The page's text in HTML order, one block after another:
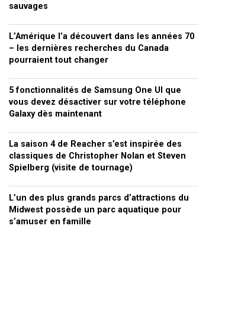
sauvages
L’Amérique l’a découvert dans les années 70
– les dernières recherches du Canada
pourraient tout changer
5 fonctionnalités de Samsung One UI que
vous devez désactiver sur votre téléphone
Galaxy dès maintenant
La saison 4 de Reacher s’est inspirée des
classiques de Christopher Nolan et Steven
Spielberg (visite de tournage)
L’un des plus grands parcs d’attractions du
Midwest possède un parc aquatique pour
s’amuser en famille